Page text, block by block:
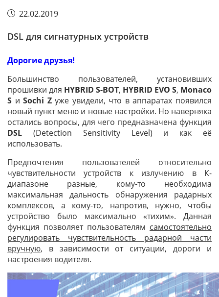
22.02.2019
DSL для сигнатурных устройств
Дорогие друзья!
Большинство пользователей, установивших
прошивки для HYBRID S-BOT, HYBRID EVO S, Monaco
S иSochi Zуже увидели, что в аппаратах появился
новый пункт меню и новые настройки. Но наверняка
остались вопросы, для чего предназначена функция
DSL (Detection Sensitivity Level) и как её
использовать.
Предпочтения пользователей относительно
чувствительности устройств к излучению в К-
диапазоне разные, кому-то необходима
максимальная дальность обнаружения радарных
комплексов, а кому-то, напротив, нужно, чтобы
устройство было максимально «тихим». Данная
функция позволяет пользователям самостоятельно
регулировать чувствительность радарной части
вручную, в зависимости от ситуации, дороги и
настроения водителя.